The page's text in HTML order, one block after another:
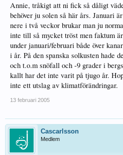
Annie, tråkigt att ni fick så dåligt
behöver ju solen så här års. Januari
nere i två veckor brukar man ju
inte till så mycket tröst men faktum
under januari/februari både över
i år. På den spanska solkusten hade
och t.o.m snöfall och -9 grader i
kallt har det inte varit på tjugo år.
inte ett utslag av klimatförändringar.
13 februari 2005
Cascarlsson
Medlem